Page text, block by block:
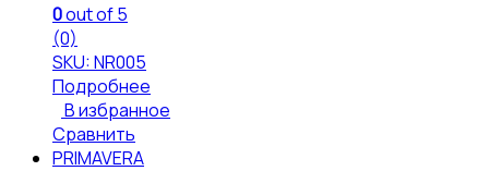
0out of 5
(0)
SKU: NR005
Подробнее
В избранное
Сравнить
PRIMAVERA